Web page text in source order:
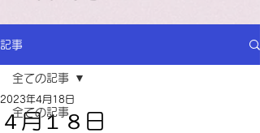
記事
全ての記事
全ての記事
４月１８日
2023年4月18日